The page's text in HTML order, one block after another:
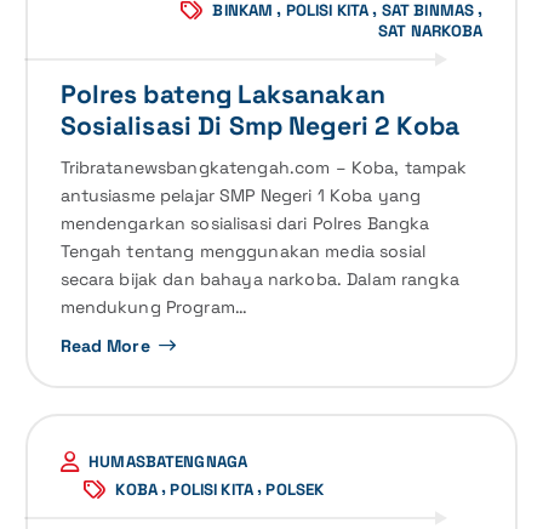
BINKAM , POLISI KITA, SAT BINMAS,
SAT NARKOBA
Polres bateng Laksanakan
Sosialisasi Di Smp Negeri 2 Koba
Tribratanewsbangkatengah.com – Koba, tampak
antusiasme pelajar SMP Negeri 1 Koba yang
mendengarkan sosialisasi dari Polres Bangka
Tengah tentang menggunakan media sosial
secara bijak dan bahaya narkoba. Dalam rangka
mendukung Program…
Read More
HUMASBATENGNAGA
KOBA,POLISI KITA,POLSEK